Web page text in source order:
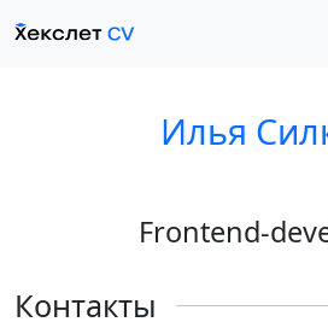
Илья
Frontend-
Контакты